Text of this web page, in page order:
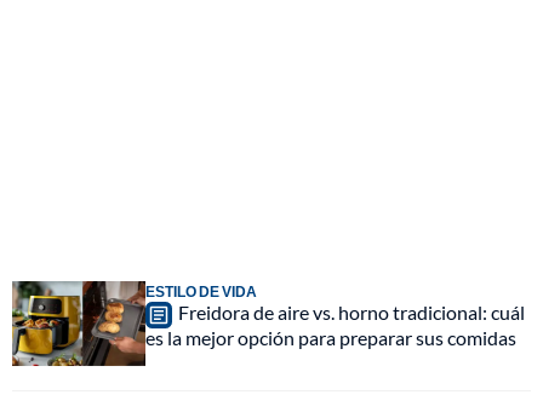
ESTILO DE VIDA
Freidora de aire vs. horno tradicional: cuál
es la mejor opción para preparar sus comidas